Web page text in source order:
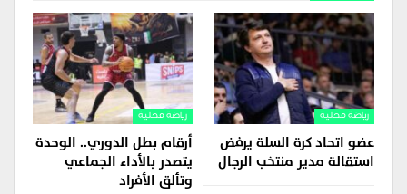
رياضة محلية
عضو اتحاد كرة السلة يرفض
استقالة مدير منتخب الرجال
رياضة محلية
أرقام بطل الدوري.. الوحدة
يتصدر بالأداء الجماعي
وتألق الأفراد